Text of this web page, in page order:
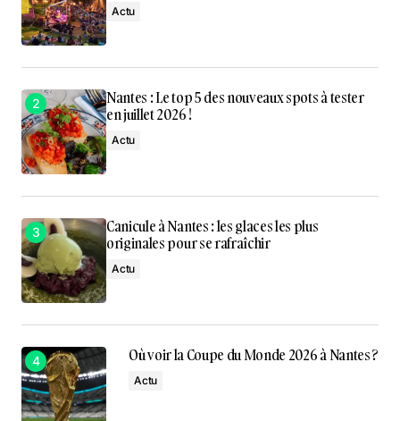
Actu
Nantes : Le top 5 des nouveaux spots à tester
en juillet 2026 !
Actu
Canicule à Nantes : les glaces les plus
originales pour se rafraîchir
Actu
Où voir la Coupe du Monde 2026 à Nantes ?
Actu